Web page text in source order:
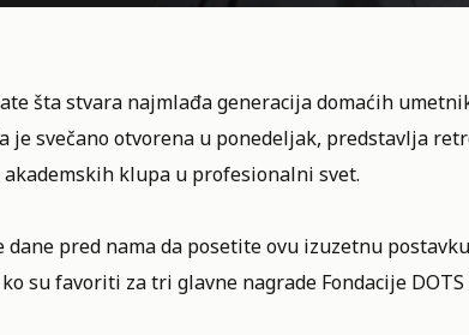
šta stvara najmlađa generacija domaćih
je svečano otvorena u ponedeljak, predstavlja
klupa u profesionalni svet.
pred nama da posetite ovu izuzetnu
su favoriti za tri glavne nagrade Fondacije DOTS